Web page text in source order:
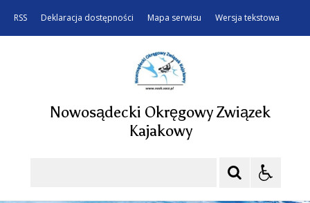
RSS Deklaracja dostępności Mapa serwisu Wersja tekstowa
Nowosądecki Okręgowy Związek
Kajakowy